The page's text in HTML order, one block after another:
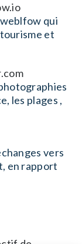
qui
et
les plages ,
vers
en rapport